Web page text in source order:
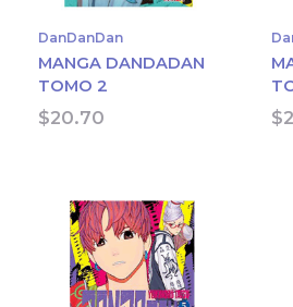
DanDanDan
MANGA DANDADAN
TOMO 2
$20.70 $